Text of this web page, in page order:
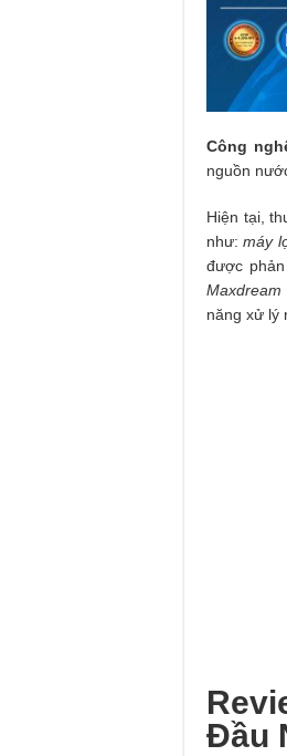
Công
nguồn
Hiện tại,
như:máy
được
Maxdream
năng xử lý
Đầu